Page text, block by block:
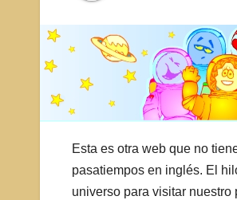
Esta es otra web que no
pasatiempos en inglés. El
universo para visitar